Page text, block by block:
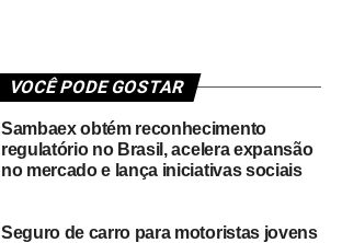
VOCÊ PODE GOSTAR
Sambaex obtém reconhecimento
regulatório no Brasil, acelera expansão
no mercado e lança iniciativas sociais
Seguro de carro para motoristas jovens